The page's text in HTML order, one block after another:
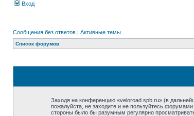
Вход
Сообщения без ответов | Активные темы
Список форумов
Заходя на конференцию «veloroad.spb.ru» (в
пожалуйста, не заходите и не пользуйтесь
стороны было бы разумным регулярно